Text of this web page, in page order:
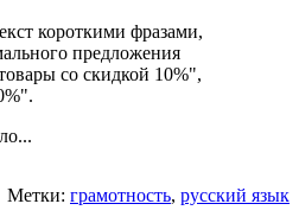
короткими фразами,
предложения
со скидкой 10%",
Метки: грамотность, русский язык